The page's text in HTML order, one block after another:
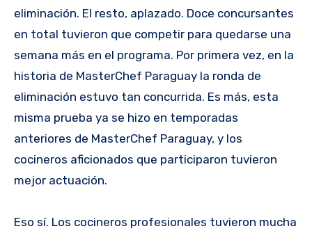
eliminación. El resto, aplazado. Doce concursantes
en total tuvieron que competir para quedarse una
semana más en el programa. Por primera vez, en la
historia de MasterChef Paraguay la ronda de
eliminación estuvo tan concurrida. Es más, esta
misma prueba ya se hizo en temporadas
anteriores de MasterChef Paraguay, y los
cocineros aficionados que participaron tuvieron
mejor actuación.
Eso sí. Los cocineros profesionales tuvieron mucha